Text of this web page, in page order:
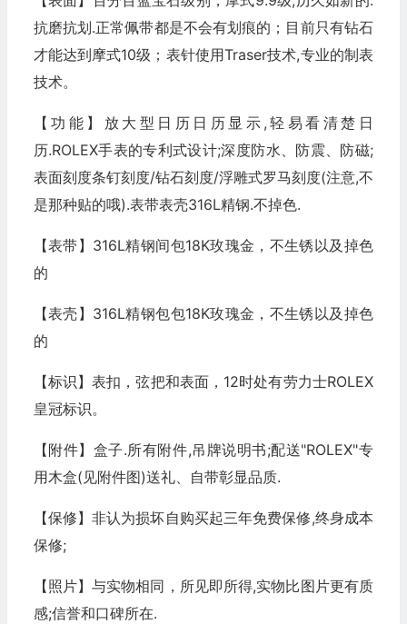
抗磨抗划.正常佩带都是不会有划痕的；目前只有钻石
才能达到摩式10级；表针使用Traser技术,专业的制表
技术。
【功能】放大型日历日历显示,轻易看清楚日
历.ROLEX手表的专利式设计;深度防水、防震、防磁;
表面刻度条钉刻度/钻石刻度/浮雕式罗马刻度(注意,不
是那种贴的哦).表带表壳316L精钢.不掉色.
【表带】316L精钢间包18K玫瑰金，不生锈以及掉色
的
【表壳】316L精钢包包18K玫瑰金，不生锈以及掉色
的
【标识】表扣，弦把和表面，12时处有劳力士ROLEX
皇冠标识。
【附件】盒子.所有附件,吊牌说明书;配送"ROLEX"专
用木盒(见附件图)送礼、自带彰显品质.
【保修】非认为损坏自购买起三年免费保修,终身成本
保修;
【照片】与实物相同，所见即所得,实物比图片更有质
感;信誉和口碑所在.